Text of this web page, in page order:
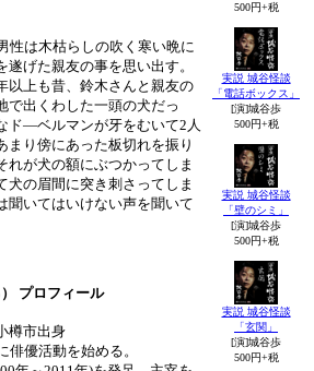
性は木枯らしの吹く寒い晩に
げた親友の事を思い出す。
以上も昔、鈴木さんと親友の
で出くわした一頭の犬だっ
ド―ベルマンが牙をむいて2人
まり傍にあった板切れを振り
れが犬の額にぶつかってしま
犬の眉間に突き刺さってしま
聞いてはいけない声を聞いて
プロフィール
樽市出身
俳優活動を始める。
500円+税
実説 城谷怪談
「電話ボックス」
[演]城谷歩
500円+税
実説 城谷怪談
「壁のシミ」
[演]城谷歩
500円+税
実説 城谷怪談
「玄関」
[演]城谷歩
500円+税